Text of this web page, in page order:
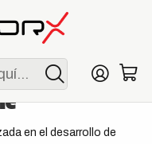
MAYORES A S/ 250
en el desarrollo de